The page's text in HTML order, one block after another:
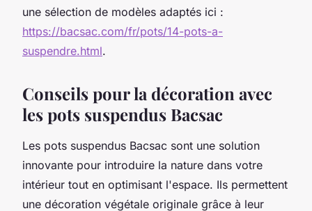
une sélection de modèles adaptés ici :
https://bacsac.com/fr/pots/14-pots-a-
suspendre.html.
Conseils pour la décoration avec
les pots suspendus Bacsac
Les pots suspendus Bacsac sont une solution
innovante pour introduire la nature dans votre
intérieur tout en optimisant l'espace. Ils permettent
une décoration végétale originale grâce à leur